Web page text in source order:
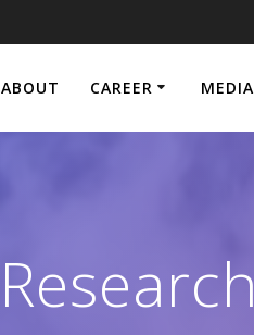
ABOUT CAREER MEDIA
Research